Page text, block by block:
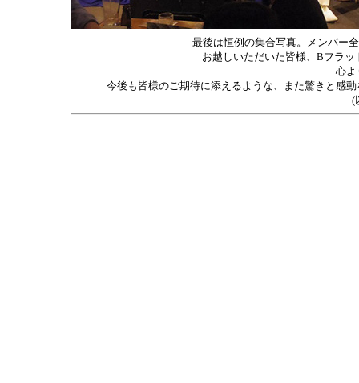
最後は恒例の集合写真。メンバー
お越しいただいた皆様、Bフラ
心よ
今後も皆様のご期待に添えるような、また驚きと感
(